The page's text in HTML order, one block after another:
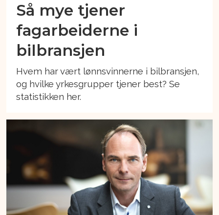
Så mye tjener
fagarbeiderne i
bilbransjen
Hvem har vært lønnsvinnerne i bilbransjen,
og hvilke yrkesgrupper tjener best? Se
statistikken her.